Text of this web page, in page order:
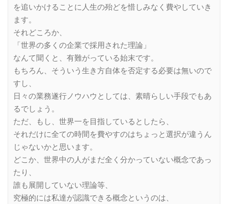
を追いかけることに人生の殆どを惜しみなく費やしていき
ます。
それどころか、
「世界の多くの企業で採用された理論」
なんて聞くと、有難がっている始末です。
もちろん、そういう生き方自体を否定する必要は無いので
すし、
日々の業務遂行ノウハウとしては、素晴らしい手段でもあ
るでしょう。
ただ、もし、世界一を目指しているとしたら、
それだけに全ての時間を費やすのはちょっと選択が違うん
じゃないかと思います。
どこか、世界中の人がまだ全く分かっていない概念であっ
たり、
誰も展開していない理論等、
究極的には私達が認識できる概念というのは、